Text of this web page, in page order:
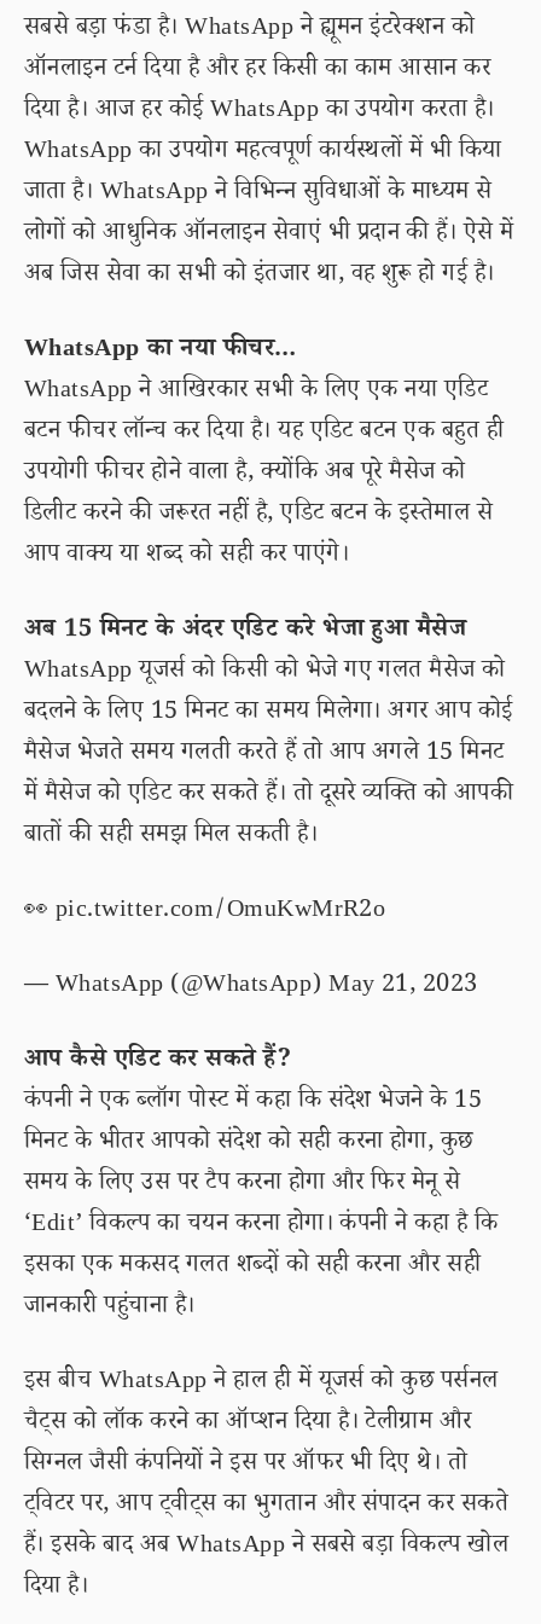
सबसे बड़ा फंडा है। WhatsApp ने ह्यूमन इंटरेक्शन को
ऑनलाइन टर्न दिया है और हर किसी का काम आसान कर
दिया है। आज हर कोई WhatsApp का उपयोग करता है।
WhatsApp का उपयोग महत्वपूर्ण कार्यस्थलों में भी किया
जाता है। WhatsApp ने विभिन्न सुविधाओं के माध्यम से
लोगों को आधुनिक ऑनलाइन सेवाएं भी प्रदान की हैं। ऐसे में
अब जिस सेवा का सभी को इंतजार था, वह शुरू हो गई है।
WhatsApp का नया फीचर…
WhatsApp ने आखिरकार सभी के लिए एक नया एडिट
बटन फीचर लॉन्च कर दिया है। यह एडिट बटन एक बहुत ही
उपयोगी फीचर होने वाला है, क्योंकि अब पूरे मैसेज को
डिलीट करने की जरूरत नहीं है, एडिट बटन के इस्तेमाल से
आप वाक्य या शब्द को सही कर पाएंगे।
अब 15 मिनट के अंदर एडिट करे भेजा हुआ मैसेज
WhatsApp यूजर्स को किसी को भेजे गए गलत मैसेज को
बदलने के लिए 15 मिनट का समय मिलेगा। अगर आप कोई
मैसेज भेजते समय गलती करते हैं तो आप अगले 15 मिनट
में मैसेज को एडिट कर सकते हैं। तो दूसरे व्यक्ति को आपकी
बातों की सही समझ मिल सकती है।
👀 pic.twitter.com/OmuKwMrR2o
— WhatsApp (@WhatsApp)May 21, 2023
आप कैसे एडिट कर सकते हैं?
कंपनी ने एक ब्लॉग पोस्ट में कहा कि संदेश भेजने के 15
मिनट के भीतर आपको संदेश को सही करना होगा, कुछ
समय के लिए उस पर टैप करना होगा और फिर मेनू से
‘Edit’ विकल्प का चयन करना होगा। कंपनी ने कहा है कि
इसका एक मकसद गलत शब्दों को सही करना और सही
जानकारी पहुंचाना है।
इस बीच WhatsApp ने हाल ही में यूजर्स को कुछ पर्सनल
चैट्स को लॉक करने का ऑप्शन दिया है। टेलीग्राम और
सिग्नल जैसी कंपनियों ने इस पर ऑफर भी दिए थे। तो
ट्विटर पर, आप ट्वीट्स का भुगतान और संपादन कर सकते
हैं। इसके बाद अब WhatsApp ने सबसे बड़ा विकल्प खोल
दिया है।